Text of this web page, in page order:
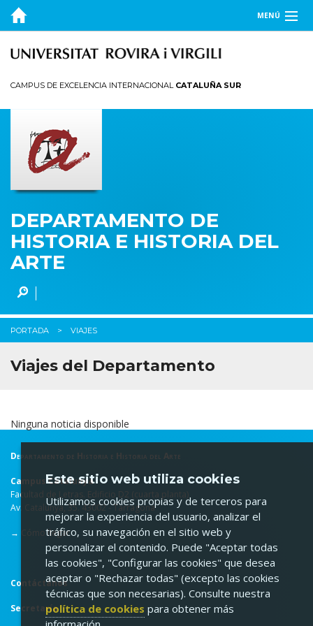
MENÚ
EL DEPARTAMENTO
PROFESORADO
GUÍA DOCENTE
INVESTIGACIÓN
CAMPUS DE EXCELENCIA INTERNACIONAL CATALUÑA SUR
DEPARTAMENTO DE
HISTORIA E HISTORIA DEL
ARTE
PORTADA VIAJES
Viajes del Departamento
Ninguna noticia disponible
Departamento de Historia e Historia del Arte
Campus Catalunya
Facultad de Letras. Edificio D2 (cuarta planta)
Av. Catalunya, 35. 43002 - Tarragona
→ Cómo llegar
Contáctanos
Secretaría
Este sitio web utiliza cookies
Utilizamos cookies propias y de terceros para
mejorar la experiencia del usuario, analizar el
tráfico, su navegación en el sitio web y
personalizar el contenido. Puede "Aceptar todas
las cookies", "Configurar las cookies" que desea
aceptar o "Rechazar todas" (excepto las cookies
técnicas que son necesarias). Consulte nuestra
política de cookies para obtener más